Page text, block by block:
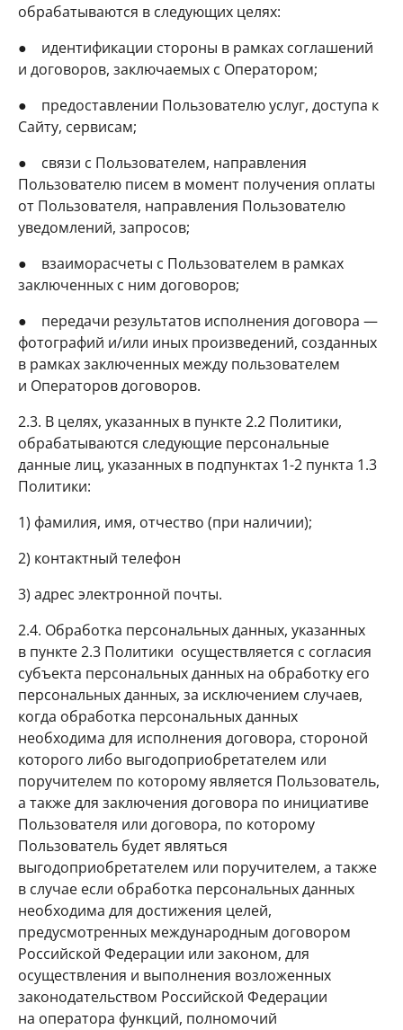
обрабатываются в следующих целях:
● идентификации стороны в рамках соглашений
и договоров, заключаемых с Оператором;
● предоставлении Пользователю услуг, доступа к
Сайту, сервисам;
● связи с Пользователем, направления
Пользователю писем в момент получения оплаты
от Пользователя, направления Пользователю
уведомлений, запросов;
● взаиморасчеты с Пользователем в рамках
заключенных с ним договоров;
● передачи результатов исполнения договора —
фотографий и/или иных произведений, созданных
в рамках заключенных между пользователем
и Операторов договоров.
2.3. В целях, указанных в пункте 2.2 Политики,
обрабатываются следующие персональные
данные лиц, указанных в подпунктах 1-2 пункта 1.3
Политики:
1) фамилия, имя, отчество (при наличии);
2) контактный телефон
3) адрес электронной почты.
2.4. Обработка персональных данных, указанных
в пункте 2.3 Политики осуществляется с согласия
субъекта персональных данных на обработку его
персональных данных, за исключением случаев,
когда обработка персональных данных
необходима для исполнения договора, стороной
которого либо выгодоприобретателем или
поручителем по которому является Пользователь,
а также для заключения договора по инициативе
Пользователя или договора, по которому
Пользователь будет являться
выгодоприобретателем или поручителем, а также
в случае если обработка персональных данных
необходима для достижения целей,
предусмотренных международным договором
Российской Федерации или законом, для
осуществления и выполнения возложенных
законодательством Российской Федерации
на оператора функций, полномочий